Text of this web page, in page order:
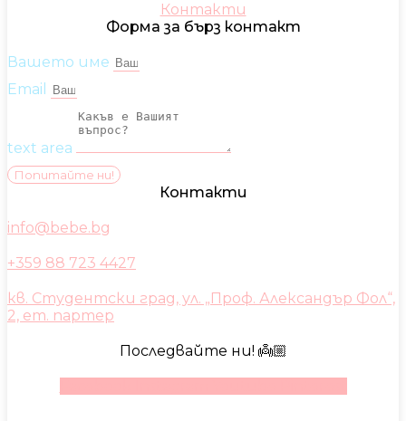
Контакти
Форма за бърз контакт
Вашето име
Email
text area
Попитайте ни!
Контакти
info@bebe.bg
+359 88 723 4427
кв. Студентски град, ул. „Проф. Александър Фол“,
2, ет. партер
Последвайте ни! 👼🏼